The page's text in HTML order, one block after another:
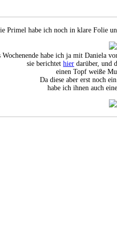
Primel habe ich noch in klare Folie
Wochenende habe ich ja mit Daniela
sie berichtet hier darüber, und
einen Topf weiße
Da diese aber erst noch
habe ich ihnen auch